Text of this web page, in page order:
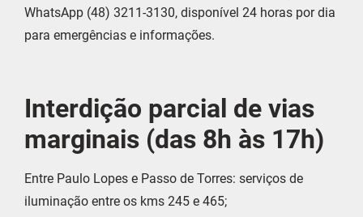
WhatsApp (48) 3211-3130, disponível 24 horas por dia
para emergências e informações.
Interdição parcial de vias
marginais (das 8h às 17h)
Entre Paulo Lopes e Passo de Torres: serviços de
iluminação entre os kms 245 e 465;